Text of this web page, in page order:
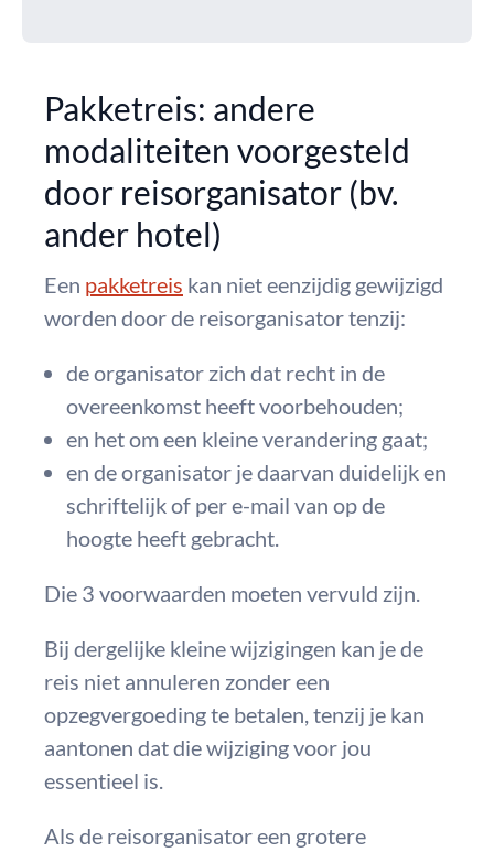
Pakketreis: andere
modaliteiten voorgesteld
door reisorganisator (bv.
ander hotel)
Een pakketreis kan niet eenzijdig gewijzigd
worden door de reisorganisator tenzij:
de organisator zich dat recht in de
overeenkomst heeft voorbehouden;
en het om een kleine verandering gaat;
en de organisator je daarvan duidelijk en
schriftelijk of per e-mail van op de
hoogte heeft gebracht.
Die 3 voorwaarden moeten vervuld zijn.
Bij dergelijke kleine wijzigingen kan je de
reis niet annuleren zonder een
opzegvergoeding te betalen, tenzij je kan
aantonen dat die wijziging voor jou
essentieel is.
Als de reisorganisator een grotere